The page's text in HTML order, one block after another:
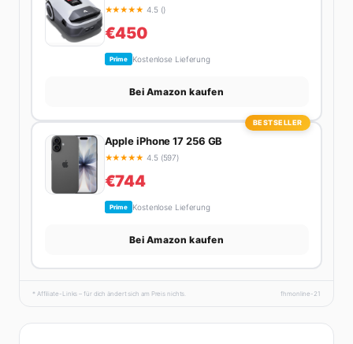
★★★★★ 4.5 ()
€450
Prime Kostenlose Lieferung
Bei Amazon kaufen
BESTSELLER
Apple iPhone 17 256 GB
★★★★★ 4.5 (597)
€744
Prime Kostenlose Lieferung
Bei Amazon kaufen
* Affiliate-Links – für dich ändert sich am Preis nichts. fhmonline-21